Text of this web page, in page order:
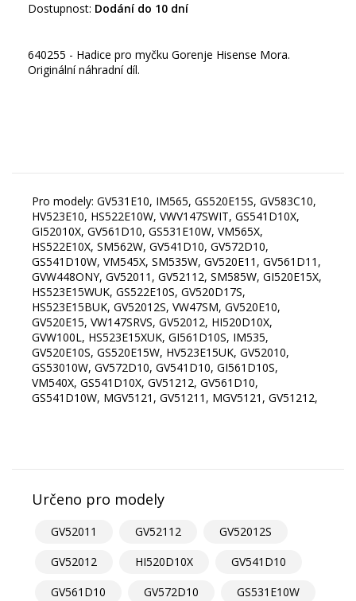
Dostupnost: Dodání do 10 dní
640255 - Hadice pro myčku Gorenje Hisense Mora.
Originální náhradní díl.
Pro modely: GV531E10, IM565, GS520E15S, GV583C10,
HV523E10, HS522E10W, VWV147SWIT, GS541D10X,
GI52010X, GV561D10, GS531E10W, VM565X,
HS522E10X, SM562W, GV541D10, GV572D10,
GS541D10W, VM545X, SM535W, GV520E11, GV561D11,
GVW448ONY, GV52011, GV52112, SM585W, GI520E15X,
HS523E15WUK, GS522E10S, GV520D17S,
HS523E15BUK, GV52012S, VW47SM, GV520E10,
GV520E15, VW147SRVS, GV52012, HI520D10X,
GVW100L, HS523E15XUK, GI561D10S, IM535,
GV520E10S, GS520E15W, HV523E15UK, GV52010,
GS53010W, GV572D10, GV541D10, GI561D10S,
VM540X, GS541D10X, GV51212, GV561D10,
GS541D10W, MGV5121, GV51211, MGV5121, GV51212,
Určeno pro modely
GV52011 GV52112
GV52012S
GV52012
HI520D10X
GV541D10
GV561D10
GV572D10
GS531E10W